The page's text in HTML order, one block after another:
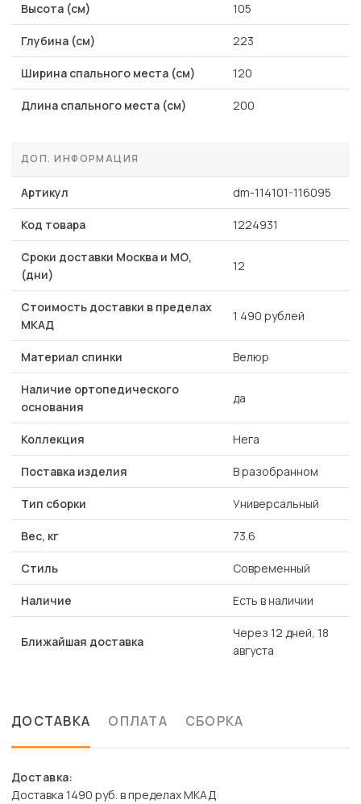
Высота (см) 105
Глубина (см) 223
Ширина спального места (см) 120
Длина спального места (см) 200
ДОП. ИНФОРМАЦИЯ
Артикул dm-114101-116095
Код товара 1224931
Сроки доставки Москва и МО,
(дни)
12
Стоимость доставки в пределах
МКАД
1 490 рублей
Материал спинки Велюр
Наличие ортопедического
основания
да
Коллекция Нега
Поставка изделия В разобранном
Тип сборки Универсальный
Вес, кг 73.6
Стиль Современный
Наличие Есть в наличии
Ближайшая доставка
Через 12 дней, 18
августа
ДОСТАВКА ОПЛАТА СБОРКА
Доставка:
Доставка 1490 руб. в пределах МКАД